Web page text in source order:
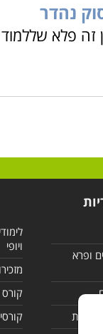
נהדר
זה פלא
ופרא
ויופי